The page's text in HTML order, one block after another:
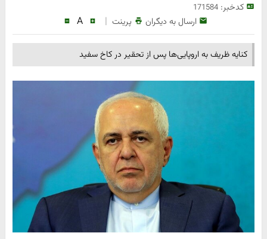
کدخبر:171584
ارسال به دیگران پرینت |
A
کنایه ظریف به اروپایی‌ها پس از تحقیر در کاخ سفید